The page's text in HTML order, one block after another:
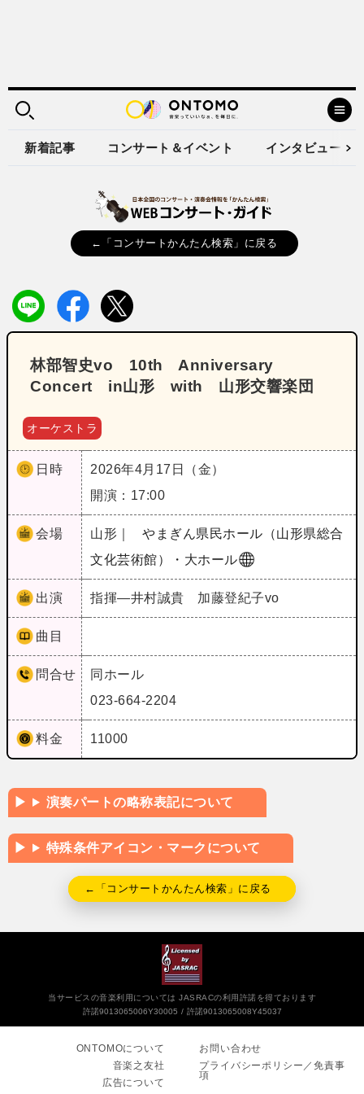
新着記事 コンサート＆イベント インタビュー
←「コンサートかんたん検索」に戻る
林部智史vo 10th Anniversary
Concert in山形 with 山形交響楽団
オーケストラ
日時
2026年4月17日（金）
開演：17:00
会場 山形｜
やまぎん県民ホール（山形県総合
文化芸術館）・大ホール
出演 指揮―井村誠貴 加藤登紀子vo
曲目
問合せ
同ホール
023-664-2204
料金 11000
演奏パートの略称表記について
特殊条件アイコン・マークについて
←「コンサートかんたん検索」に戻る
当サービスの音楽利用については JASRACの利用許諾を得ております
許諾9013065006Y30005
許諾9013065008Y45037
ONTOMOについて
音楽之友社
広告について
お問い合わせ
プライバシーポリシー／免責事
項